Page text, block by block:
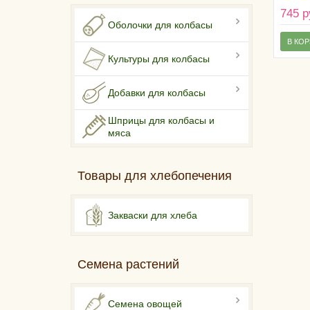
Оболочки для колбасы
Культуры для колбасы
Добавки для колбасы
Шприцы для колбасы и
мяса
Товары для хлебопечения
Закваски для хлеба
Семена растений
Семена овощей
745
В